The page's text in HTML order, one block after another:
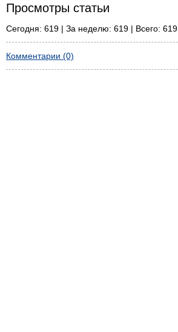
Просмотры статьи
Сегодня: 619 | За неделю: 619 | Всего: 619
Комментарии (0)